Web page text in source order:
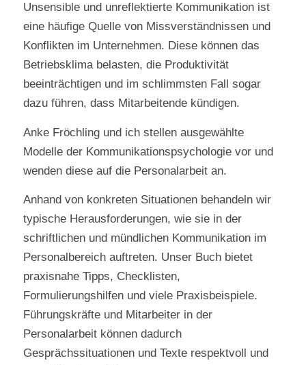
Unsensible und unreflektierte Kommunikation ist
eine häufige Quelle von Missverständnissen und
Konflikten im Unternehmen. Diese können das
Betriebsklima belasten, die Produktivität
beeinträchtigen und im schlimmsten Fall sogar
dazu führen, dass Mitarbeitende kündigen.
Anke Fröchling und ich stellen ausgewählte
Modelle der Kommunikationspsychologie vor und
wenden diese auf die Personalarbeit an.
Anhand von konkreten Situationen behandeln wir
typische Herausforderungen, wie sie in der
schriftlichen und mündlichen Kommunikation im
Personalbereich auftreten. Unser Buch bietet
praxisnahe Tipps, Checklisten,
Formulierungshilfen und viele Praxisbeispiele.
Führungskräfte und Mitarbeiter in der
Personalarbeit können dadurch
Gesprächssituationen und Texte respektvoll und